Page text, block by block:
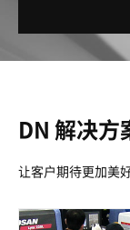
DN 解决方
让客户期待更加美